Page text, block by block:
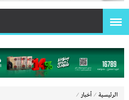
الرئيسية ⁄ أخبار ⁄